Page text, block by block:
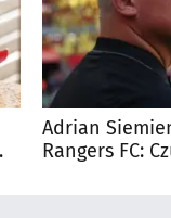
Adrian
Rangers FC: